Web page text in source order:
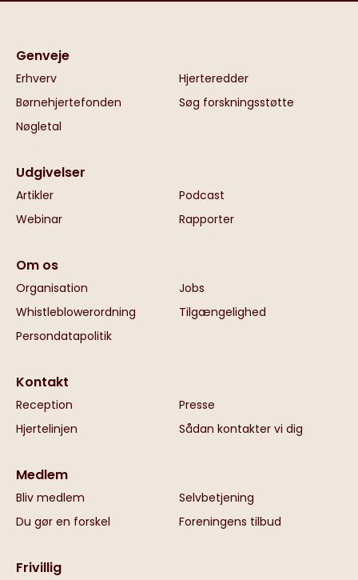
Genveje
Erhverv
Hjerteredder
Børnehjertefonden
Søg forskningsstøtte
Nøgletal
Udgivelser
Artikler
Podcast
Webinar
Rapporter
Om os
Organisation
Jobs
Whistleblowerordning
Tilgængelighed
Persondatapolitik
Kontakt
Reception
Presse
Hjertelinjen
Sådan kontakter vi dig
Medlem
Bliv medlem
Selvbetjening
Du gør en forskel
Foreningens tilbud
Frivillig